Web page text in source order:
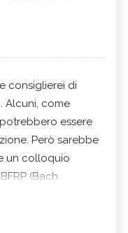
consiglierei di
Alcuni, come
essere
Però sarebbe
un colloquio
(Bach
o un